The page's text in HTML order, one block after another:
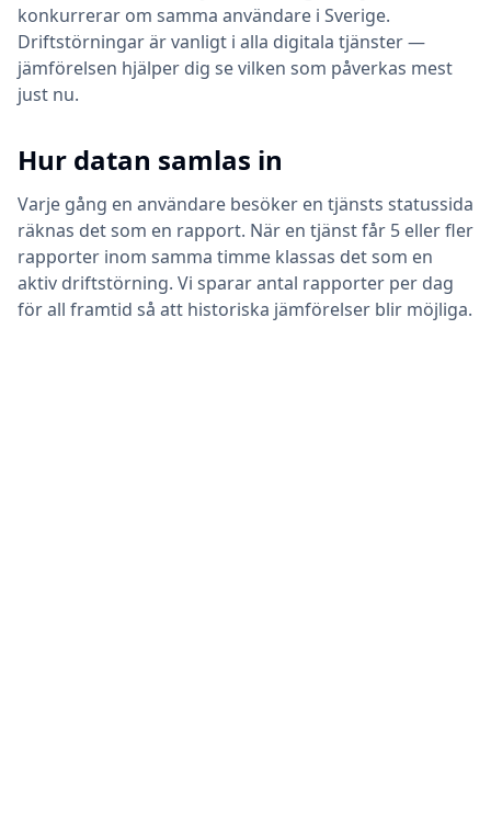
konkurrerar om samma användare i Sverige.
Driftstörningar är vanligt i alla digitala tjänster —
jämförelsen hjälper dig se vilken som påverkas mest
just nu.
Hur datan samlas in
Varje gång en användare besöker en tjänsts statussida
räknas det som en rapport. När en tjänst får 5 eller fler
rapporter inom samma timme klassas det som en
aktiv driftstörning. Vi sparar antal rapporter per dag
för all framtid så att historiska jämförelser blir möjliga.